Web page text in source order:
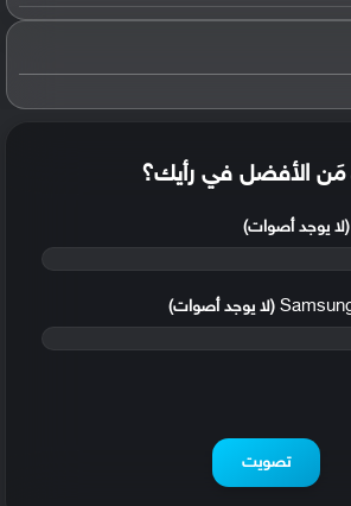
مَن الأفضل في رأيك؟
(لا يوجد أصوات)
(لا يوجد أصوات)
تصويت